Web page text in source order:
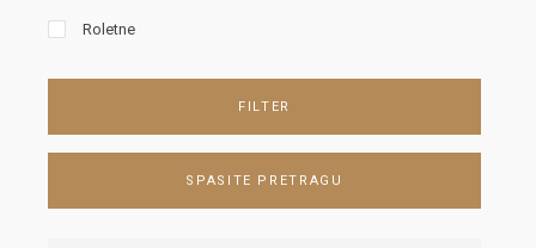
Roletne
FILTER
SPASITE PRETRAGU